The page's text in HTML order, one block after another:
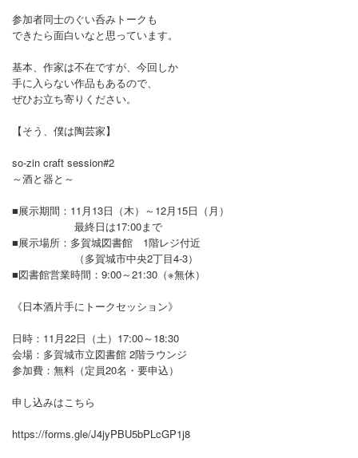
参加者同士のぐい呑みトークも
できたら面白いなと思っています。
基本、作家は不在ですが、今回しか
手に入らない作品もあるので、
ぜひお立ち寄りください。
【そう、僕は陶芸家】
so-zin craft session#2
～酒と器と～
■展示期間：11月13日（木）～12月15日（月）
最終日は17:00まで
■展示場所：多賀城図書館 1階レジ付近
（多賀城市中央2丁目4-3）
■図書館営業時間：9:00～21:30（※無休）
《日本酒片手にトークセッション》
日時：11月22日（土）17:00～18:30
会場：多賀城市立図書館 2階ラウンジ
参加費：無料（定員20名・要申込）
申し込みはこちら
https://forms.gle/J4jyPBU5bPLcGP1j8